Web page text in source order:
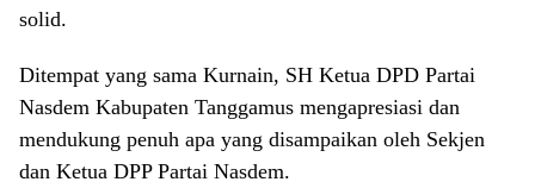
solid.
Ditempat yang sama Kurnain, SH Ketua DPD Partai
Nasdem Kabupaten Tanggamus mengapresiasi dan
mendukung penuh apa yang disampaikan oleh Sekjen
dan Ketua DPP Partai Nasdem.